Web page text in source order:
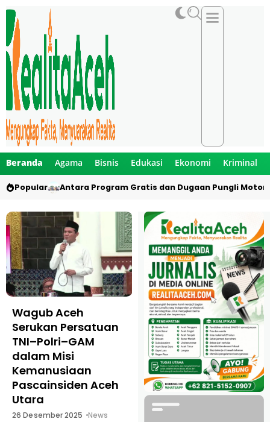
Beranda Agama Bisnis Edukasi Ekonomi Kriminal
Popular Antara Program Gratis dan Dugaan Pungli Motor
Wagub Aceh
Serukan Persatuan
TNI–Polri–GAM
dalam Misi
Kemanusiaan
Pascainsiden Aceh
Utara
26 Desember 2025 News
Enam Hari Menuju
Akhir Status
Darurat, Tangis 600
Ribu Warga Aceh
Utara Menunggu
Negara Hadir